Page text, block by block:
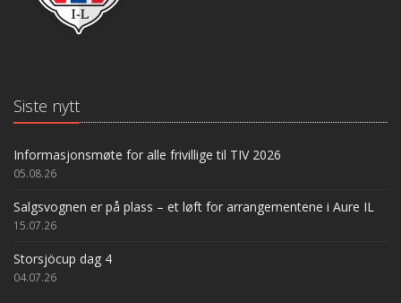
Siste nytt
Informasjonsmøte for alle frivillige til TIV 2026
05.08.26
Salgsvognen er på plass – et løft for arrangementene i Aure IL
15.07.26
Storsjöcup dag 4
04.07.26